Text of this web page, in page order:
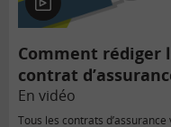
En
vidéo
Comment rédiger
contrat
En vidéo
Tous les contrats